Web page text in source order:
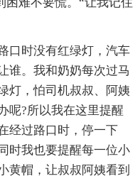
困难不要慌。“让我记住
口时没有红绿灯，汽车
谁。我和奶奶每次过马
灯，怕司机叔叔、阿姨
呢?所以我在这里提醒
经过路口时，停一下
时我也要提醒每一位小
黄帽，让叔叔阿姨看到